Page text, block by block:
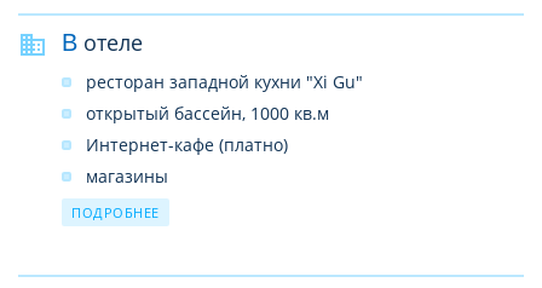
В отеле
ресторан западной кухни "Xi Gu"
открытый бассейн, 1000 кв.м
Интернет-кафе (платно)
магазины
парковка (бесплатно)
Wi-Fi (бесплатно, на всей территории отеля)
ПОДРОБНЕЕ